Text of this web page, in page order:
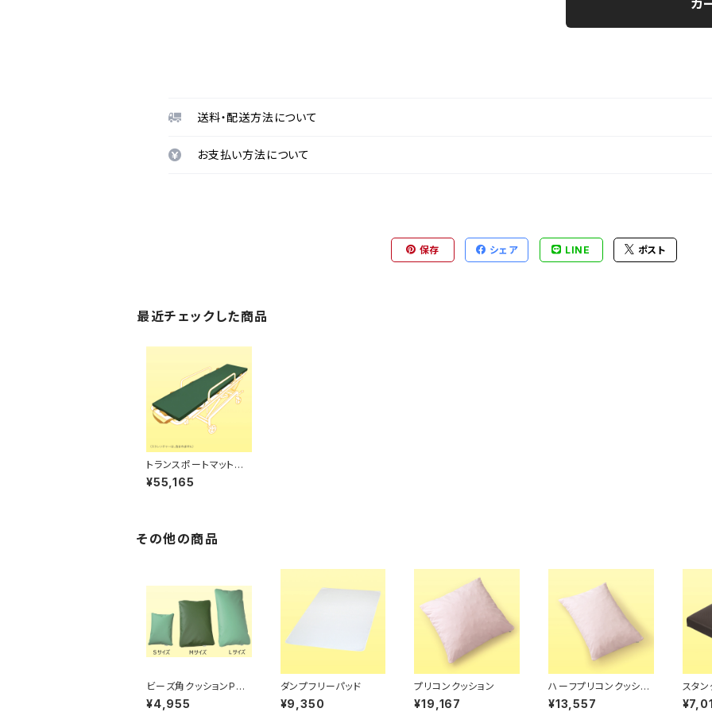
カ
送料・配送方法について
お支払い方法について
保存 シェア LINE ポスト
最近チェックした商品
トランスポートマットレ
ス
¥55,165
その他の商品
ビーズ角クッションPRO
Lサイズ（写真右）
¥4,955
ダンプフリーパッド
¥9,350
プリコンクッション
¥19,167
ハーフプリコンクッショ
ン
¥13,557
スタン
アドバ